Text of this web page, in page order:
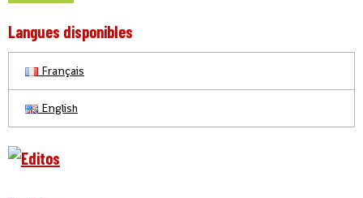
Langues disponibles
Français
English